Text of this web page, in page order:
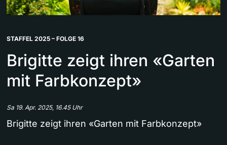
STAFFEL 2025 – FOLGE 16
Brigitte zeigt ihren «Garten
mit Farbkonzept»
Sa 19. Apr. 2025, 16.45 Uhr
Brigitte zeigt ihren «Garten mit Farbkonzept»